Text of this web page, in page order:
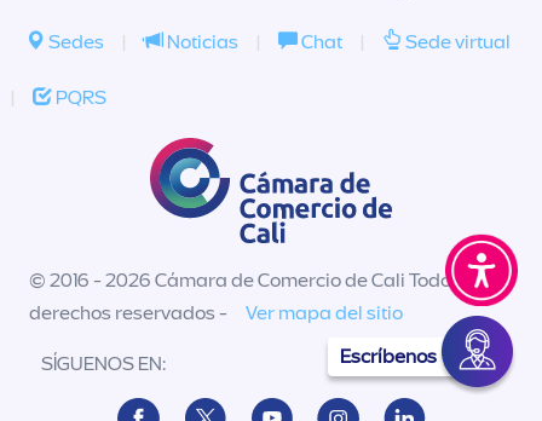
Escríbenos
Sedes | Noticias | Chat | Sede virtual
| PQRS
© 2016 - 2026 Cámara de Comercio de Cali Todos los
derechos reservados -
Ver mapa del sitio
SÍGUENOS EN: